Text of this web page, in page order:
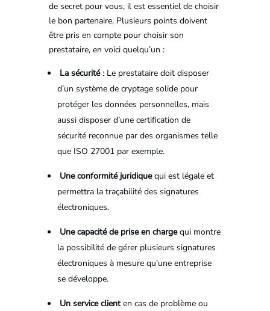
de secret pour vous, il est essentiel de choisir
le bon partenaire. Plusieurs points doivent
être pris en compte pour choisir son
prestataire, en voici quelqu’un :
La sécurité: Le prestataire doit disposer
d’un système de cryptage solide pour
protéger les données personnelles, mais
aussi disposer d’une certification de
sécurité reconnue par des organismes telle
que ISO 27001 par exemple.
Une conformité juridiquequi est légale et
permettra la traçabilité des signatures
électroniques.
Une capacité de prise en chargequi montre
la possibilité de gérer plusieurs signatures
électroniques à mesure qu’une entreprise
se développe.
Un service clienten cas de problème ou